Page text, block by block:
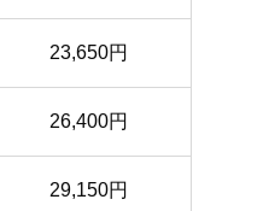
23,650円
26,400円
29,150円